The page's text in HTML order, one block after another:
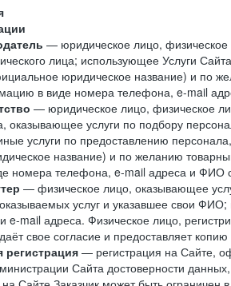
— юридическое лицо,
лица; использующее Услуги
юридическое название) и по
в виде номера телефона, e-mail
— юридическое лицо, физическое
оказывающее услуги по подбору
услуги по предоставлению
название) и по желанию
номера телефона, e-mail адреса и ФИО
— физическое лицо, оказывающее
услуг и указавшее свои
mail адреса. Физическое лицо,
свое согласие и предоставляет
регистрация — регистрация на Сайте,
Сайта достоверности